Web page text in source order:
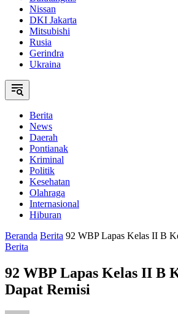
Nissan
DKI Jakarta
Mitsubishi
Rusia
Gerindra
Ukraina
Berita
News
Daerah
Pontianak
Kriminal
Politik
Kesehatan
Olahraga
Internasional
Hiburan
Beranda Berita 92 WBP Lapas Kelas II B
Berita
92 WBP Lapas Kelas II B
Dapat Remisi